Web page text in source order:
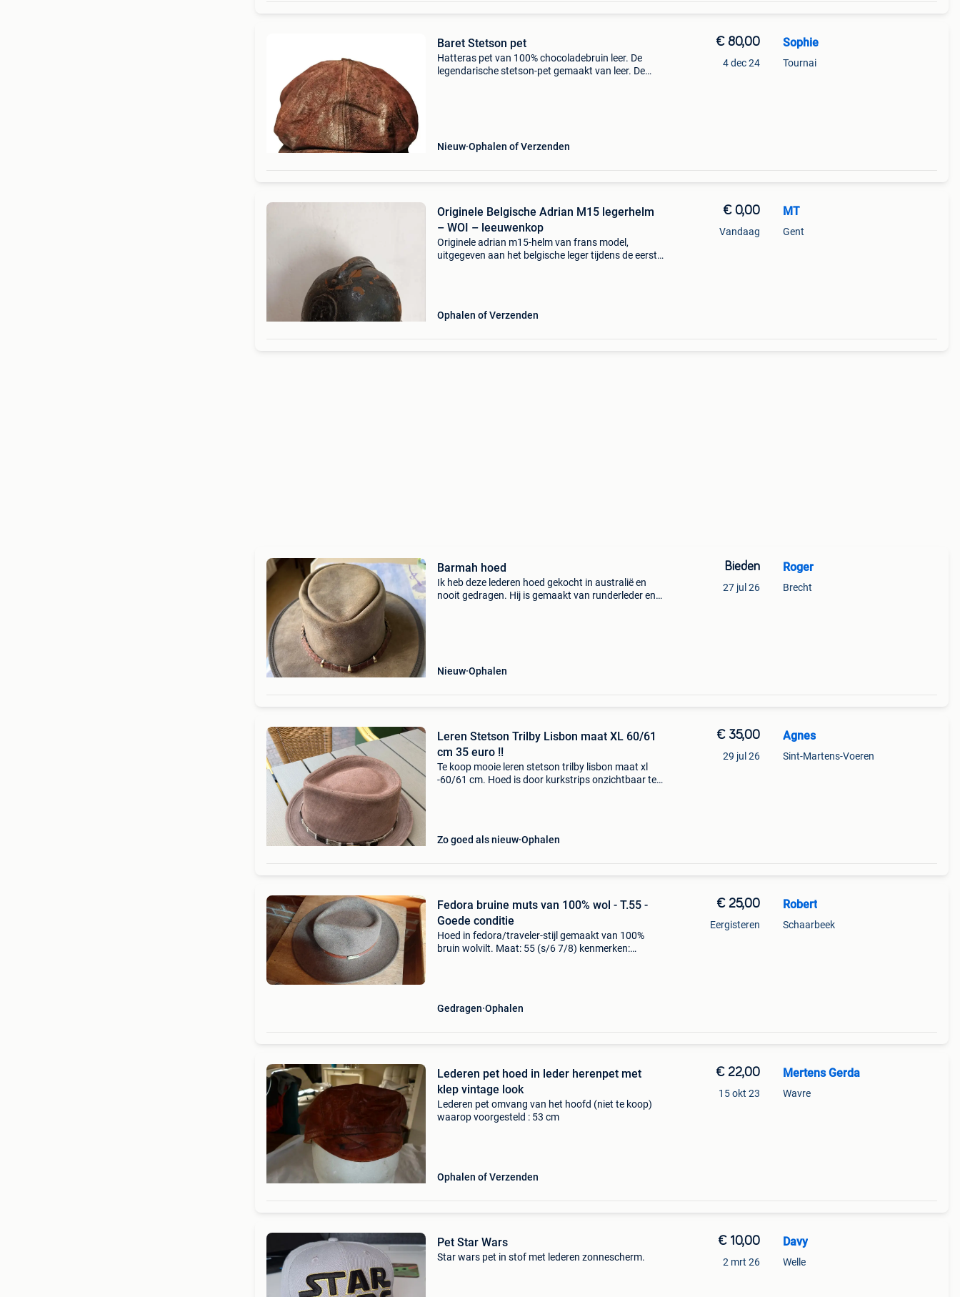
Baret Stetson pet
Hatteras pet van 100% chocoladebruin leer. De
legendarische stetson-pet gemaakt van leer. De
Nieuw Ophalen of Verzenden
€ 80,00
4 dec 24
Sophie
Tournai
Originele Belgische Adrian M15 legerhelm
– WOI – leeuwenkop
Originele adrian m15-helm van frans model,
uitgegeven aan het belgische leger tijdens de eerste
Ophalen of Verzenden
€ 0,00
Vandaag
MT
Gent
Barmah hoed
Ik heb deze lederen hoed gekocht in australië en
nooit gedragen. Hij is gemaakt van runderleder en
Nieuw Ophalen
Bieden
27 jul 26
Roger
Brecht
Leren Stetson Trilby Lisbon maat XL 60/61
cm 35 euro !!
Te koop mooie leren stetson trilby lisbon maat xl
-60/61 cm. Hoed is door kurkstrips onzichtbaar te
Zo goed als nieuw Ophalen
€ 35,00
29 jul 26
Agnes
Sint-Martens-Voeren
Fedora bruine muts van 100% wol - T.55 -
Goede conditie
Hoed in fedora/traveler-stijl gemaakt van 100%
bruin wolvilt. Maat: 55 (s/6 7/8) kenmerken:
Gedragen Ophalen
€ 25,00
Eergisteren
Robert
Schaarbeek
Lederen pet hoed in leder herenpet met
klep vintage look
Lederen pet omvang van het hoofd (niet te koop)
waarop voorgesteld : 53 cm
Ophalen of Verzenden
€ 22,00
15 okt 23
Mertens Gerda
Wavre
Pet Star Wars
Star wars pet in stof met lederen zonnescherm.
€ 10,00
2 mrt 26
Davy
Welle